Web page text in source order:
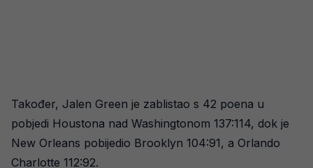
Također, Jalen Green je zablistao s 42 poena u
pobjedi Houstona nad Washingtonom 137:114, dok je
New Orleans pobijedio Brooklyn 104:91, a Orlando
Charlotte 112:92.